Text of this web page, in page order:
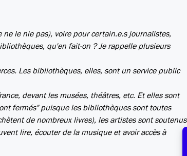
le nie pas), voire pour certain.e.s journalistes,
qu'en fait-on ? Je rappelle plusieurs
Les bibliothèques, elles, sont un service public
devant les musées, théâtres, etc. Et elles sont
fermés" puisque les bibliothèques sont toutes
de nombreux livres), les artistes sont soutenus
lire, écouter de la musique et avoir accès à